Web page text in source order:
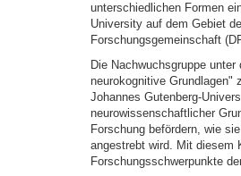
unterschiedlichen Formen
University auf dem Gebiet
Forschungsgemeinschaft
Die Nachwuchsgruppe
neurokognitive Grundlagen"
Johannes Gutenberg-
neurowissenschaftlicher
Forschung befördern, wie
angestrebt wird. Mit diesem
Forschungsschwerpunkte